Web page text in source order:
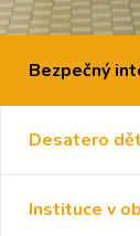
Bezpečný
Desatero
Instituce v